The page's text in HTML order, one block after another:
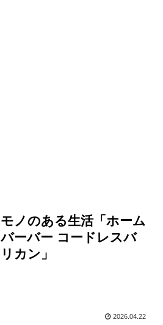
モノのある生活「ホーム
バーバー コードレスバ
リカン」
2026.04.22